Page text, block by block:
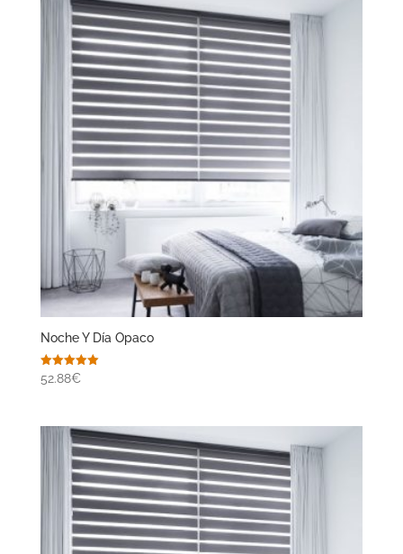
Noche Y Día Opaco
Valorado
con
52.88€